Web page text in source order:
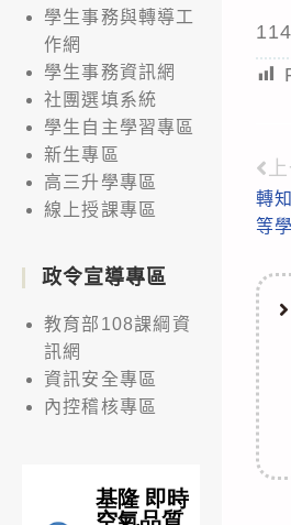
轉
等
學生事務與轉導工
作網
學生事務資訊網
社團選填系統
學生自主學習專區
新生專區
高三升學專區
線上授課專區
政令宣導專區
教育部108課綱資
訊網
資訊安全專區
內控稽核專區